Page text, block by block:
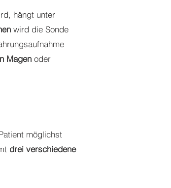
hängt unter
wird die Sonde
Magen oder
möglichst
drei verschiedene